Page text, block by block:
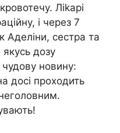
Ліkарі
і через 7
Аделіни, сестра та
якусь дозу
чудову новину:
досі проходить